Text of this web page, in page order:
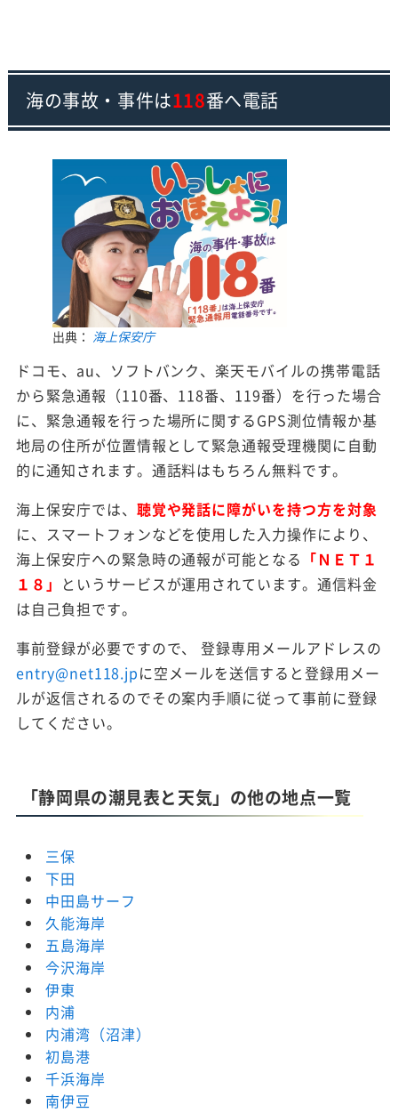
海の事故・事件は118番へ電話
出典： 海上保安庁
ドコモ、au、ソフトバンク、楽天モバイルの携帯電話
から緊急通報（110番、118番、119番）を行った場合
に、緊急通報を行った場所に関するGPS測位情報か基
地局の住所が位置情報として緊急通報受理機関に自動
的に通知されます。通話料はもちろん無料です。
海上保安庁では、 聴覚や発話に障がいを持つ方を対象
に、スマートフォンなどを使用した入力操作により、
海上保安庁への緊急時の通報が可能となる 「ＮＥＴ１
１８」 というサービスが運用されています。通信料金
は自己負担です。
事前登録が必要ですので、 登録専用メールアドレスの
entry@net118.jpに空メールを送信すると登録用メー
ルが返信されるのでその案内手順に従って事前に登録
してください。
「静岡県の潮見表と天気」の他の地点一覧
三保
下田
中田島サーフ
久能海岸
五島海岸
今沢海岸
伊東
内浦
内浦湾（沼津）
初島港
千浜海岸
南伊豆